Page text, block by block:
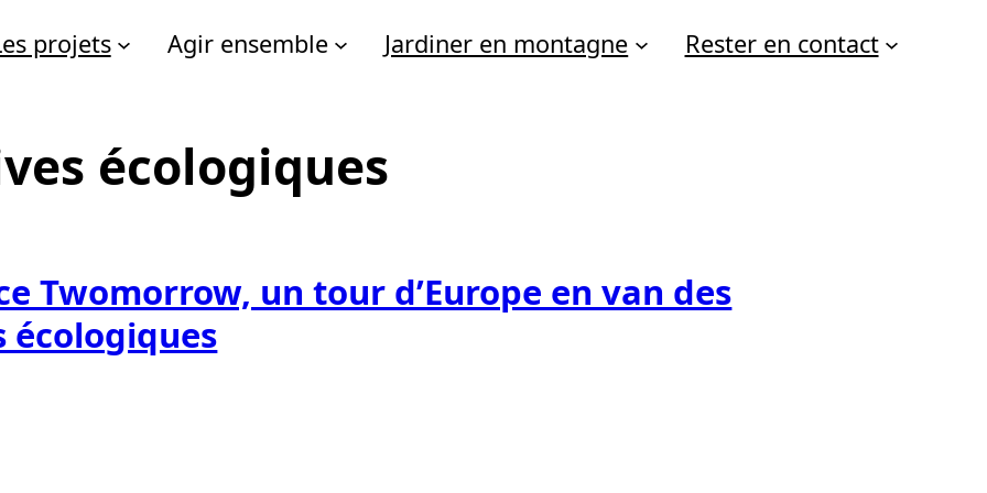
projets Agir ensemble Jardiner en montagne Rester en contact
écologiques
Twomorrow, un tour d’Europe en van des